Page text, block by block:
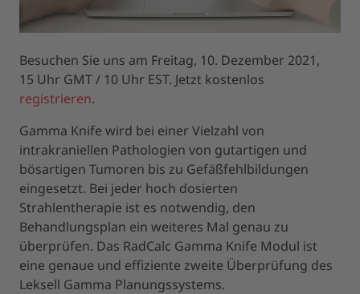
Besuchen Sie uns am Freitag, 10. Dezember 2021,
15 Uhr GMT / 10 Uhr EST. Jetzt kostenlos
registrieren.
Gamma Knife wird bei einer Vielzahl von
intrakraniellen Pathologien von gutartigen und
bösartigen Tumoren bis zu Gefäßfehlbildungen
eingesetzt. Bei jeder hoch dosierten
Strahlentherapie ist es notwendig, den
Behandlungsplan ein weiteres Mal genau zu
überprüfen. Das RadCalc Gamma Knife Modul ist
eine genaue und effiziente zweite Überprüfung des
Leksell Gamma Planungssystems.